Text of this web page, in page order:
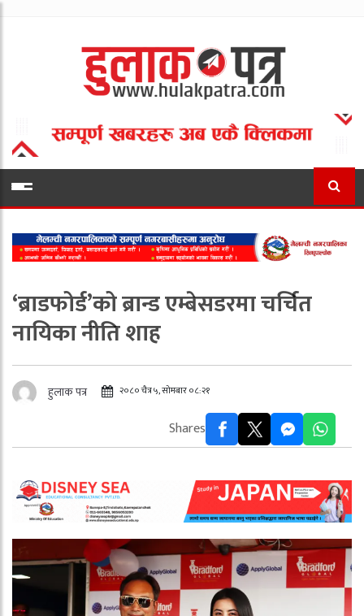
‘ब्राडफोर्ड’को ब्रान्ड एम्बेसडरमा चर्चित
नायिका नीति शाह
हुलाक पत्र २०८० चैत्र ५, सोमबार ०८:२१
Shares